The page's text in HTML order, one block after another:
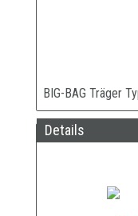
BIG-BAG Träger
Details